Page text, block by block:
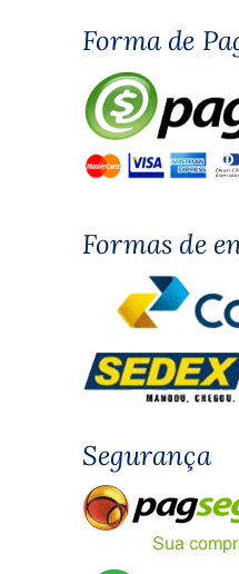
Forma de
Formas de
Segurança